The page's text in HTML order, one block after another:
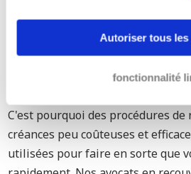
Autoriser tous les
fonctionnalité
avocats chercheront toujours la
C'est pourquoi des procédures de
créances peu coûteuses et
utilisées pour faire en sorte que